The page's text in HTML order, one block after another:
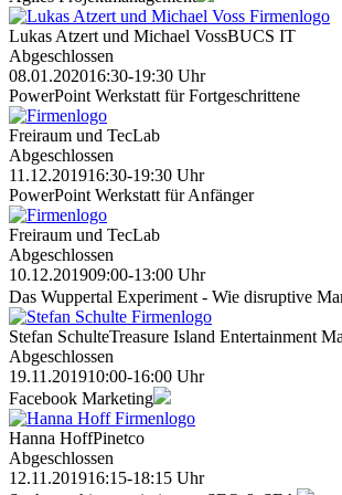
Lukas Atzert und Michael VossBUCS IT
Abgeschlossen
08.01.202016:30-19:30 Uhr
PowerPoint Werkstatt für Fortgeschrittene
Freiraum und TecLab
Abgeschlossen
11.12.201916:30-19:30 Uhr
PowerPoint Werkstatt für Anfänger
Freiraum und TecLab
Abgeschlossen
10.12.201909:00-13:00 Uhr
Das Wuppertal Experiment - Wie disruptive
Stefan SchulteTreasure Island Entertainment
Abgeschlossen
19.11.201910:00-16:00 Uhr
Facebook Marketing
Hanna HoffPinetco
Abgeschlossen
12.11.201916:15-18:15 Uhr